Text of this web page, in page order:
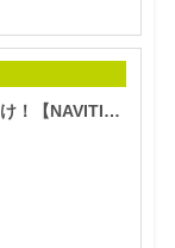
JR新幹線・特急のチケットを自宅にお届け！【NAVITIME Travel】